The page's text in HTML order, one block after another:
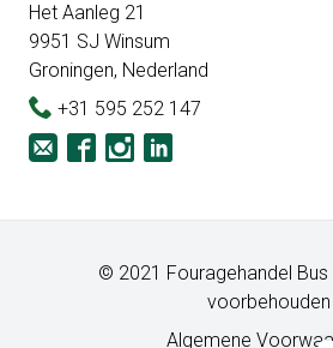
Het Aanleg 21
9951 SJ Winsum
Groningen, Nederland
+31 595 252 147
© 2021 Fouragehandel Bus
voorbehouden
Algemene